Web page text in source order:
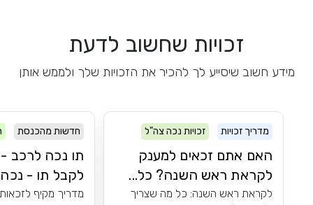
זכויות שחשוב לדעת
מידע חשוב שיסייע לך להכיר את הזכויות שלך ולממש אותן
מדריך זכויות זכויות נכה צה"ל
האם אתם זכאים למענק
לקראת ראש השנה? כל...
לקראת ראש השנה: כל מה שצריך
חדשות מהכנסת
תו נכה לרכב -
לקבל תו -
מדריך מקיף